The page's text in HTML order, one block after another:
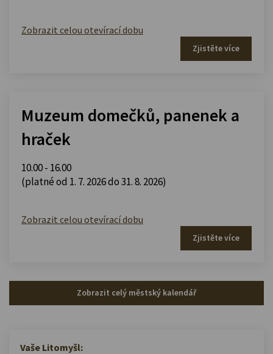
Zobrazit celou otevírací dobu
Zjistěte více
Muzeum domečků, panenek a
hraček
10.00 - 16.00
(platné od 1. 7. 2026 do 31. 8. 2026)
Zobrazit celou otevírací dobu
Zjistěte více
Zobrazit celý městský kalendář
Vaše Litomyšl: